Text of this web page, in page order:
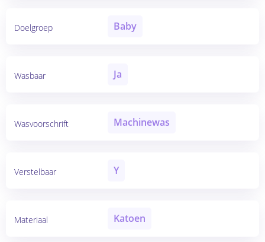
Doelgroep Baby
Wasbaar Ja
Wasvoorschrift Machinewas
Verstelbaar Y
Materiaal Katoen